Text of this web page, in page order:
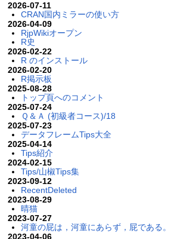
2026-07-11
CRAN国内ミラーの使い方
2026-04-09
RjpWikiオープン
R史
2026-02-22
R のインストール
2026-02-20
R掲示板
2025-08-28
トップ頁へのコメント
2025-07-24
Ｑ＆Ａ (初級者コース)/18
2025-07-23
データフレームTips大全
2025-04-14
Tips紹介
2024-02-15
Tips/山椒Tips集
2023-09-12
RecentDeleted
2023-08-29
晴猫
2023-07-27
河童の屁は，河童にあらず，屁である。
2023-04-06